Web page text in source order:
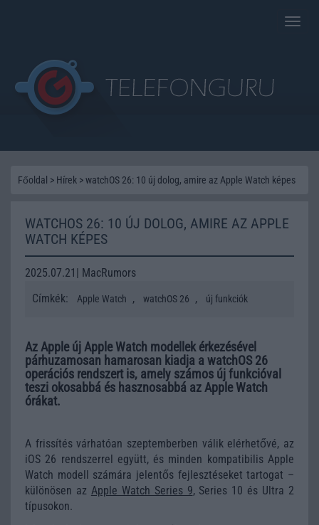
Toggle
Főoldal > Hírek >watchOS 26: 10 új dolog, amire az Apple Watch képes
WATCHOS 26: 10 ÚJ DOLOG, AMIRE AZ APPLE
WATCH KÉPES
2025.07.21| MacRumors
Címkék:
Apple Watch , watchOS 26 , új funkciók
Az Apple új Apple Watch modellek érkezésével
párhuzamosan hamarosan kiadja a watchOS 26
operációs rendszert is, amely számos új funkcióval
teszi okosabbá és hasznosabbá az Apple Watch
órákat.
A frissítés várhatóan szeptemberben válik elérhetővé, az
iOS 26 rendszerrel együtt, és minden kompatibilis Apple
Watch modell számára jelentős fejlesztéseket tartogat –
különösen az Apple Watch Series 9, Series 10 és Ultra 2
típusokon.